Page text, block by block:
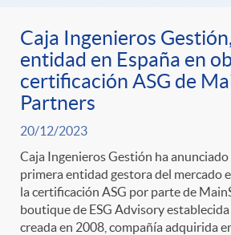
Caja Ingenieros
entidad en España en
certificación ASG de
Partners
20/12/2023
Caja Ingenieros Gestión ha anunciado
primera entidad gestora del mercado
la certificación ASG por parte de
boutique de ESG Advisory
creada en 2008, compañía adquirida